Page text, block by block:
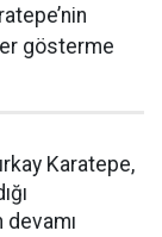
gösterme
Karatepe,